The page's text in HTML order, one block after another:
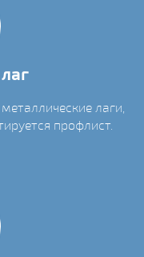
лаги,
профлист.